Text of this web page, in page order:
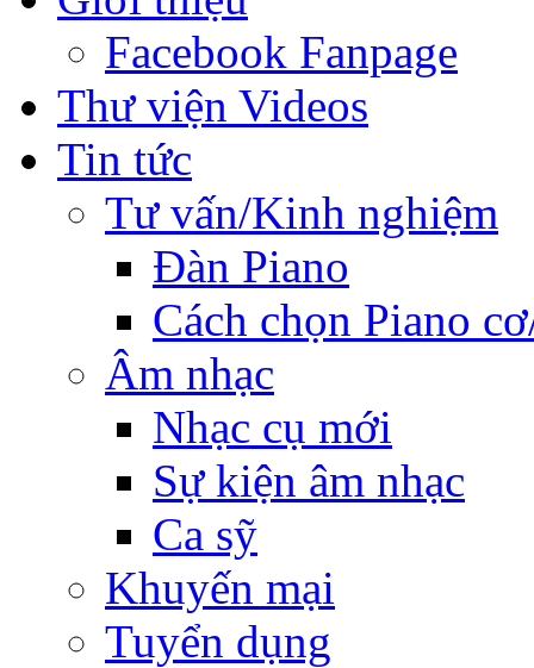
Facebook Fanpage
Thư viện Videos
Tin tức
Tư vấn/Kinh nghiệm
Đàn Piano
Cách chọn Piano
Âm nhạc
Nhạc cụ mới
Sự kiện âm nhạc
Ca sỹ
Khuyến mại
Tuyển dụng